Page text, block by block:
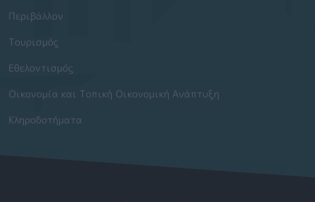
Περιβάλλον
Τουρισμός
Εθελοντισμός
Οικονομία και Τοπική Οικονομική Ανάπτυξη
Κληροδοτήματα